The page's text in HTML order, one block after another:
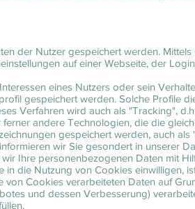
der Nutzer gespeichert werden.
auf einer Webseite, der
eines Nutzers oder sein
gespeichert werden. Solche Profile
Verfahren wird auch als "Tracking",
andere Technologien, die die
gespeichert werden, auch als
wir Sie gesondert in unserer
Ihre personenbezogenen Daten mit
in die Nutzung von Cookies einwilligen,
Cookies verarbeiteten Daten auf
und dessen Verbesserung)